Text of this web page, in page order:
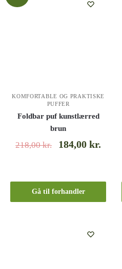
KOMFORTABLE OG PRAKTISKE
PUFFER
Foldbar puf kunstlærred
brun
218,00kr. 184,00kr.
Gå til forhandler